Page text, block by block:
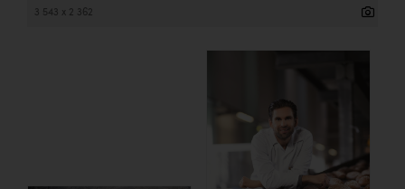
3 543 x 2 362